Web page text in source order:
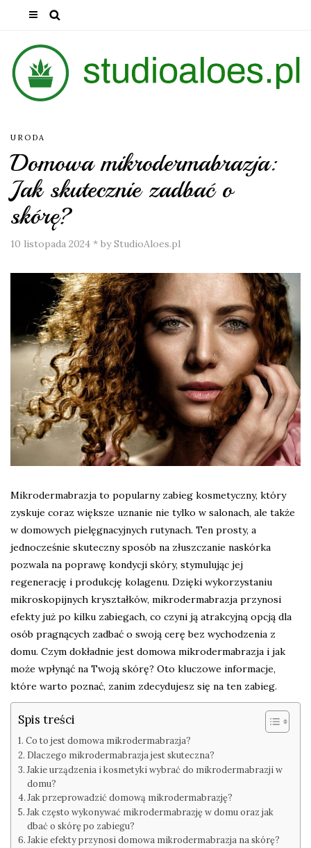
URODA
Domowa mikrodermabrazja:
Jak skutecznie zadbać o
skórę?
10 listopada 2024 * by StudioAloes.pl
Mikrodermabrazja to popularny zabieg kosmetyczny, który
zyskuje coraz większe uznanie nie tylko w salonach, ale także
w domowych pielęgnacyjnych rutynach. Ten prosty, a
jednocześnie skuteczny sposób na złuszczanie naskórka
pozwala na poprawę kondycji skóry, stymulując jej
regenerację i produkcję kolagenu. Dzięki wykorzystaniu
mikroskopijnych kryształków, mikrodermabrazja przynosi
efekty już po kilku zabiegach, co czyni ją atrakcyjną opcją dla
osób pragnących zadbać o swoją cerę bez wychodzenia z
domu. Czym dokładnie jest domowa mikrodermabrazja i jak
może wpłynąć na Twoją skórę? Oto kluczowe informacje,
które warto poznać, zanim zdecydujesz się na ten zabieg.
Spis treści
Co to jest domowa mikrodermabrazja?
Dlaczego mikrodermabrazja jest skuteczna?
Jakie urządzenia i kosmetyki wybrać do mikrodermabrazji w
domu?
Jak przeprowadzić domową mikrodermabrazję?
Jak często wykonywać mikrodermabrazję w domu oraz jak
dbać o skórę po zabiegu?
Jakie efekty przynosi domowa mikrodermabrazja na skórę?